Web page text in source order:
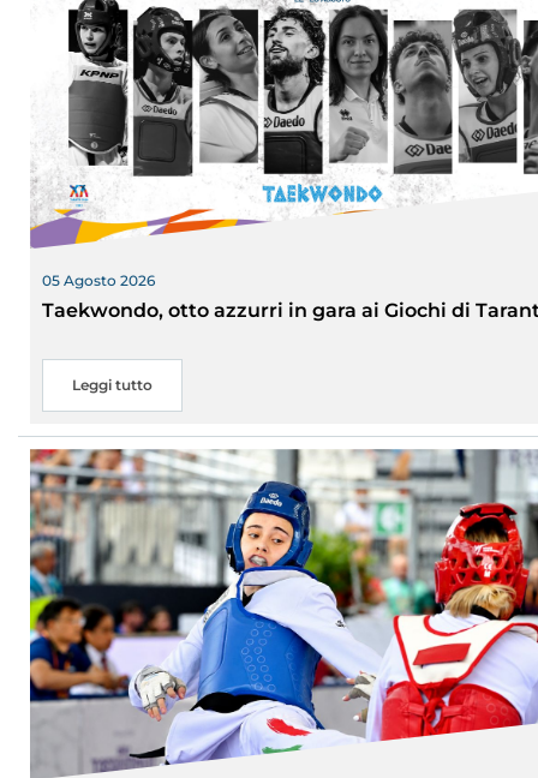
05 Agosto 2026
Taekwondo, otto azzurri in gara ai Giochi di
Leggi tutto